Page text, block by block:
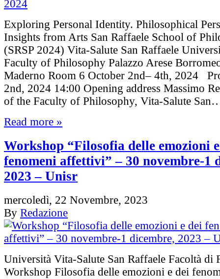
Exploring Personal Identity. Philosophical
Insights from Arts San Raffaele School of
(SRSP 2024) Vita-Salute San Raffaele
Faculty of Philosophy Palazzo Arese
Maderno Room 6 October 2nd– 4th, 2024
2nd, 2024 14:00 Opening address Massimo
of the Faculty of Philosophy, Vita-Salute
Read more »
Workshop “Filosofia delle emozioni
fenomeni affettivi” – 30 novembre-1
2023 – Unisr
mercoledì, 22 Novembre, 2023
By Redazione
Università Vita-Salute San Raffaele Facoltà di
Workshop Filosofia delle emozioni e dei